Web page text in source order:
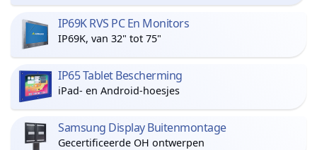
IP69K RVS PC En Monitors
IP69K, van 32" tot 75"
IP65 Tablet Bescherming
iPad- en Android-hoesjes
Samsung Display Buitenmontage
Gecertificeerde OH ontwerpen